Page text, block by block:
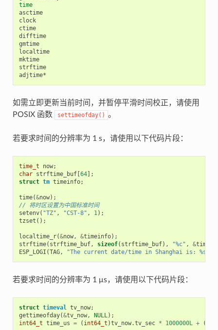
time
asctime
clock
ctime
difftime
gmtime
localtime
mktime
strftime
如需立即更新当前时间，并暂停平滑时间校正，请使用
POSIX 函数
settimeofday() 。
若要求时间的分辨率为 1 s，请使用以下代码片段：
time_t now;
char strftime_buf[64];
struct tm timeinfo;
time(&now);
// 将时区设置为中国标准时间
setenv( "TZ" , "CST-8" , 1);
tzset ();
localtime_r(&now, &timeinfo);
strftime( strftime_buf, sizeof( strftime_buf), "%c" , &
ESP_LOGI (TAG, "The current date/time in Shanghai is: %s"
若要求时间的分辨率为 1 μs，请使用以下代码片段：
struct timeval tv_now;
gettimeofday(&tv_now, NULL);
int64_t time_us = ( int64_t )tv_now.tv_sec * 1000000L + (